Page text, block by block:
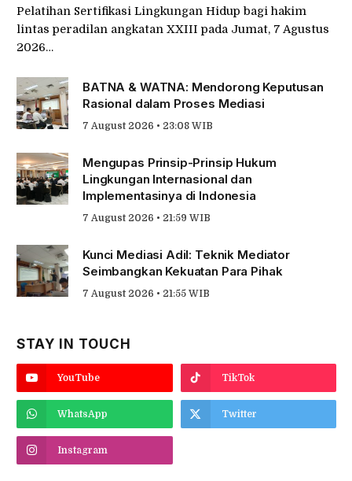
Pelatihan Sertifikasi Lingkungan Hidup bagi hakim
lintas peradilan angkatan XXIII pada Jumat, 7 Agustus
2026…
BATNA & WATNA: Mendorong Keputusan
Rasional dalam Proses Mediasi
7 August 2026 • 23:08 WIB
Mengupas Prinsip-Prinsip Hukum
Lingkungan Internasional dan
Implementasinya di Indonesia
7 August 2026 • 21:59 WIB
Kunci Mediasi Adil: Teknik Mediator
Seimbangkan Kekuatan Para Pihak
7 August 2026 • 21:55 WIB
STAY IN TOUCH
YouTube TikTok
WhatsApp Twitter
Instagram